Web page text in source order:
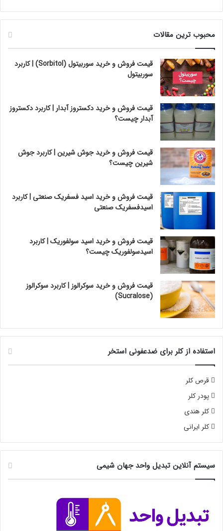
محبوب ترین مقالات
قیمت فروش و خرید سوربیتول (Sorbitol) | کاربرد
سوربیتول
قیمت فروش و خرید دکستروز آبدار | کاربرد دکستروز
آبدار چیست؟
قیمت فروش و خرید جوش شیرین | کاربرد جوش
شیرین چیست؟
قیمت فروش و خرید اسید فسفریک صنعتی | کاربرد
اسیدفسفریک صنعتی
قیمت فروش و خرید اسید سولفوریک | کاربرد
اسیدسولفوریک چیست؟
قیمت فروش و خرید سوکرالوز | کاربرد سوکرالوز
(Sucralose)
استفاده از کلر برای ضدعفونی استخر
قرص کلر
پودر کلر
کلر هندی
کلر ایرانی
سیستم آنلاین تبدیل واحد جهان شیمی